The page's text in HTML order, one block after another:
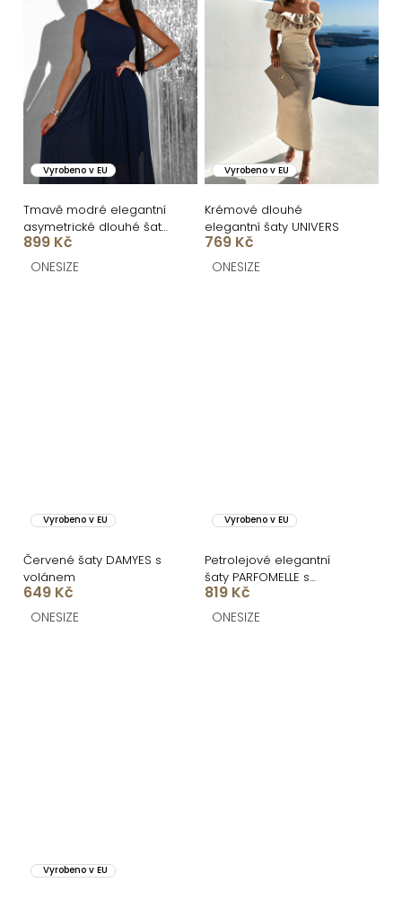
Vyrobeno v EU
Tmavě modré elegantní
asymetrické dlouhé šaty
FLOAT
899 Kč
ONESIZE
Vyrobeno v EU
Krémové dlouhé
elegantní šaty UNIVERS
769 Kč
ONESIZE
Vyrobeno v EU
Červené šaty DAMYES s
volánem
649 Kč
ONESIZE
Vyrobeno v EU
Petrolejové elegantní
šaty PARFOMELLE s
výsřihem do V
819 Kč
ONESIZE
Vyrobeno v EU